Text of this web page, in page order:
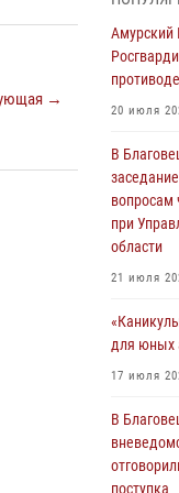
→
Более 2,5
основе
28 июля
Итоги
Амурской
2026 года
27 июля
23 июля
23 июля
Амурский
20 июля
В
вопросам
при
области
21 июля
для юных
17 июля
В
поступка